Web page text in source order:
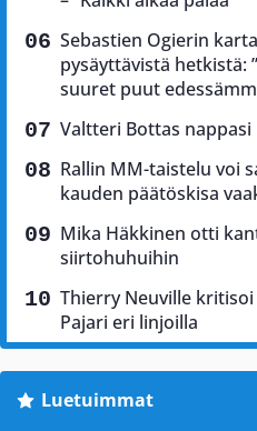
Sebastien Ogierin
pysäyttävistä hetkistä:
suuret puut
Valtteri Bottas
Rallin MM-taistelu voi
kauden päätöskisa
Mika Häkkinen otti
siirtohuhuihin
Thierry Neuville
Pajari eri linjoilla
Luetuimmat